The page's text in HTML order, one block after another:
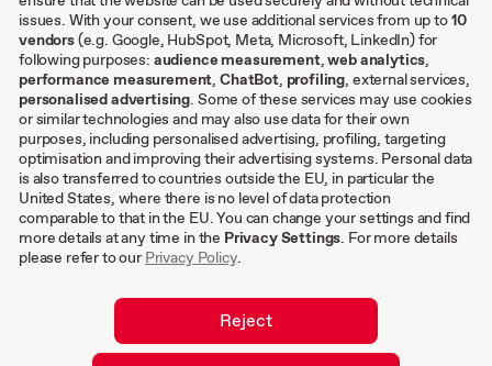
Sonstiges
AGB
Impressum
Datenschutzeinstellungen
Datenschutz
Cookies
DE
issues. With your consent, we use additional services from up to10
vendors(e.g. Google, HubSpot, Meta, Microsoft, LinkedIn) for
following purposes: audience measurement,web analytics,
performance measurement,ChatBot, profiling, external services,
personalised advertising. Some of these services may use cookies
or similar technologies and may also use data for their own
purposes, including personalised advertising, profiling, targeting
optimisation and improving their advertising systems. Personal data
is also transferred to countries outside the EU, in particular the
United States, where there is no level of data protection
comparable to that in the EU. You can change your settings and find
more details at any time in the Privacy Settings. For more details
please refer to our Privacy Policy.
Reject